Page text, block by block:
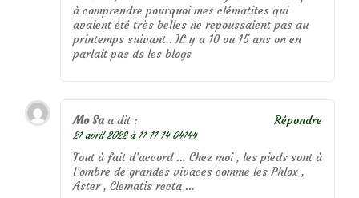
à comprendre pourquoi mes clématites qui
avaient été très belles ne repoussaient pas au
printemps suivant . IL y a 10 ou 15 ans on en
parlait pas ds les blogs
Mo Sa a dit :
21 avril 2022 à 11 11 14 04144
Tout à fait d’accord … Chez moi , les pieds sont à
l’ombre de grandes vivaces comme les Phlox ,
Aster , Clematis recta …
Répondre